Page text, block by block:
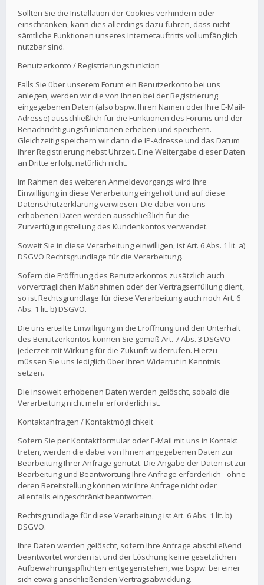
Sollten Sie die Installation der Cookies verhindern oder
einschränken, kann dies allerdings dazu führen, dass nicht
sämtliche Funktionen unseres Internetauftritts vollumfänglich
nutzbar sind.
Benutzerkonto / Registrierungsfunktion
Falls Sie über unserem Forum ein Benutzerkonto bei uns
anlegen, werden wir die von Ihnen bei der Registrierung
eingegebenen Daten (also bspw. Ihren Namen oder Ihre E-Mail-
Adresse) ausschließlich für die Funktionen des Forums und der
Benachrichtigungsfunktionen erheben und speichern.
Gleichzeitig speichern wir dann die IP-Adresse und das Datum
Ihrer Registrierung nebst Uhrzeit. Eine Weitergabe dieser Daten
an Dritte erfolgt natürlich nicht.
Im Rahmen des weiteren Anmeldevorgangs wird Ihre
Einwilligung in diese Verarbeitung eingeholt und auf diese
Datenschutzerklärung verwiesen. Die dabei von uns
erhobenen Daten werden ausschließlich für die
Zurverfügungstellung des Kundenkontos verwendet.
Soweit Sie in diese Verarbeitung einwilligen, ist Art. 6 Abs. 1 lit. a)
DSGVO Rechtsgrundlage für die Verarbeitung.
Sofern die Eröffnung des Benutzerkontos zusätzlich auch
vorvertraglichen Maßnahmen oder der Vertragserfüllung dient,
so ist Rechtsgrundlage für diese Verarbeitung auch noch Art. 6
Abs. 1 lit. b) DSGVO.
Die uns erteilte Einwilligung in die Eröffnung und den Unterhalt
des Benutzerkontos können Sie gemäß Art. 7 Abs. 3 DSGVO
jederzeit mit Wirkung für die Zukunft widerrufen. Hierzu
müssen Sie uns lediglich über Ihren Widerruf in Kenntnis
setzen.
Die insoweit erhobenen Daten werden gelöscht, sobald die
Verarbeitung nicht mehr erforderlich ist.
Kontaktanfragen / Kontaktmöglichkeit
Sofern Sie per Kontaktformular oder E-Mail mit uns in Kontakt
treten, werden die dabei von Ihnen angegebenen Daten zur
Bearbeitung Ihrer Anfrage genutzt. Die Angabe der Daten ist zur
Bearbeitung und Beantwortung Ihre Anfrage erforderlich - ohne
deren Bereitstellung können wir Ihre Anfrage nicht oder
allenfalls eingeschränkt beantworten.
Rechtsgrundlage für diese Verarbeitung ist Art. 6 Abs. 1 lit. b)
DSGVO.
Ihre Daten werden gelöscht, sofern Ihre Anfrage abschließend
beantwortet worden ist und der Löschung keine gesetzlichen
Aufbewahrungspflichten entgegenstehen, wie bspw. bei einer
sich etwaig anschließenden Vertragsabwicklung.